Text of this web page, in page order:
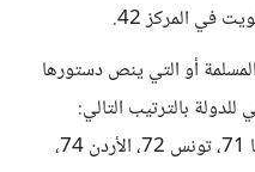
أو التي ينص دستورها
بالترتيب التالي:
البحرين 61، الإمارات 65، تركيا 71، تونس 72، الأردن 74،